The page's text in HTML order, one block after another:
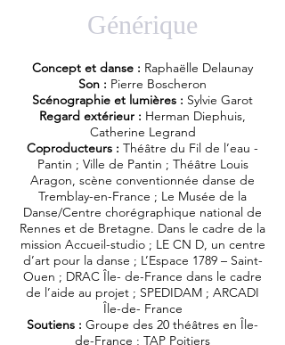
Générique
Concept et danse : Raphaëlle Delaunay
Son : Pierre Boscheron
Scénographie et lumières : Sylvie Garot
Regard extérieur : Herman Diephuis,
Catherine Legrand
Coproducteurs : Théâtre du Fil de l’eau -
Pantin ; Ville de Pantin ; Théâtre Louis
Aragon, scène conventionnée danse de
Tremblay-en-France ; Le Musée de la
Danse/Centre chorégraphique national de
Rennes et de Bretagne. Dans le cadre de la
mission Accueil-studio ; LE CN D, un centre
d’art pour la danse ; L’Espace 1789 – Saint-
Ouen ; DRAC Île- de-France dans le cadre
de l’aide au projet ; SPEDIDAM ; ARCADI
Île-de- France
Soutiens : Groupe des 20 théâtres en Île-
de-France ; TAP Poitiers